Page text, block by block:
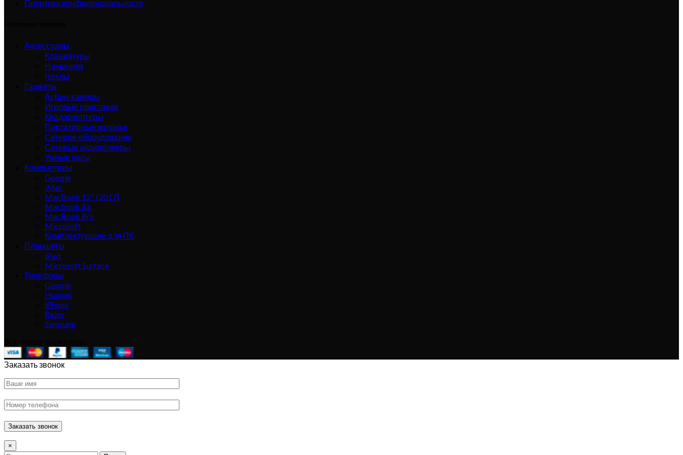
Политика конфиденциальности
Аксессуары
Клавиатуры
Наушники
Чехлы
Гаджеты
Action-камеры
Игровые приставки
Квадрокоптеры
Портативные колонки
Сетевое оборудование
Сетевые аудиоплееры
Умные часы
Компьютеры
Google
iMac
MacBook 12" (2017)
Macbook Air
MacBook Pro
Microsoft
Комплектующие для ПК
Планшеты
iPad
Microsoft Surface
Телефоны
Google
Huawei
iPhone
Razer
Samsung
Заказать звонок
×